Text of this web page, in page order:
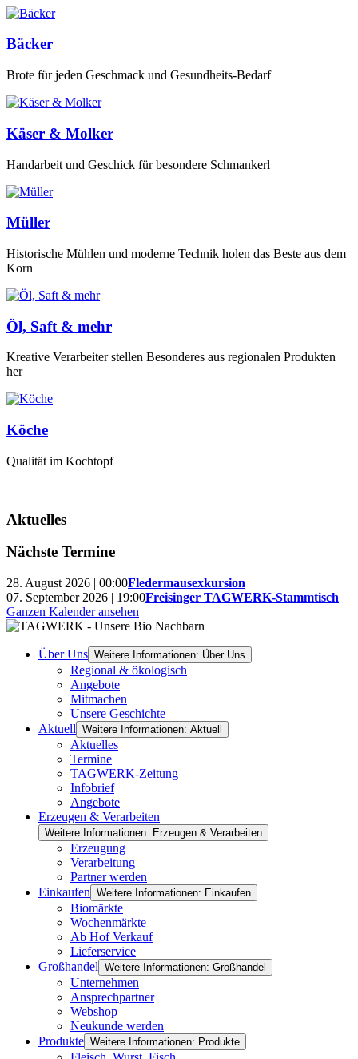
Bäcker
Brote für jeden Geschmack und Gesundheits-Bedarf
Käser & Molker
Handarbeit und Geschick für besondere Schmankerl
Müller
Historische Mühlen und moderne Technik holen das Beste aus dem
Korn
Öl, Saft & mehr
Kreative Verarbeiter stellen Besonderes aus regionalen Produkten
her
Köche
Qualität im Kochtopf
Aktuelles
Nächste Termine
28. August 2026 | 00:00Fledermausexkursion
07. September 2026 | 19:00Freisinger TAGWERK-Stammtisch
Ganzen Kalender ansehen
Über Uns Weitere Informationen: Über Uns
Regional & ökologisch
Angebote
Mitmachen
Unsere Geschichte
Aktuell Weitere Informationen: Aktuell
Aktuelles
Termine
TAGWERK-Zeitung
Infobrief
Angebote
Erzeugen & Verarbeiten
Weitere Informationen: Erzeugen & Verarbeiten
Erzeugung
Verarbeitung
Partner werden
Einkaufen Weitere Informationen: Einkaufen
Biomärkte
Wochenmärkte
Ab Hof Verkauf
Lieferservice
Großhandel Weitere Informationen: Großhandel
Unternehmen
Ansprechpartner
Webshop
Neukunde werden
Produkte Weitere Informationen: Produkte